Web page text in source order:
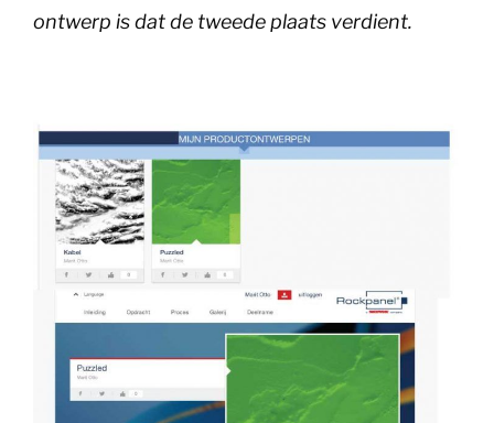
ontwerp is dat de tweede plaats verdient.